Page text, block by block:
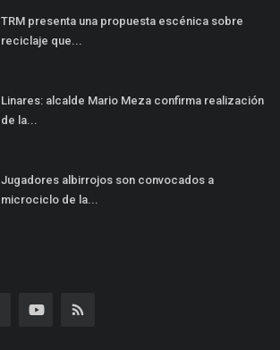
TRM presenta una propuesta escénica sobre
reciclaje que...
Linares: alcalde Mario Meza confirma realización
de la...
Jugadores albirrojos son convocados a
microciclo de la...